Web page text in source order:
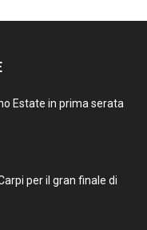
Estate in prima serata
per il gran finale di